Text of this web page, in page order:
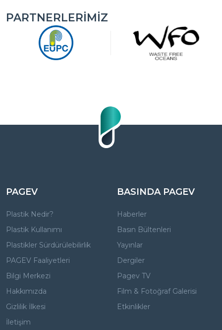
PARTNERLERIMIZ
PAGEV
Plastik Nedir?
Plastik Kullanımı
Plastikler Sürdürülebilirlik
PAGEV Faaliyetleri
Bilgi Merkezi
Hakkımızda
Gizlilik İlkesi
İletişim
BASINDA PAGEV
Haberler
Basın Bültenleri
Yayınlar
Dergiler
Pagev TV
Film & Fotoğraf Galerisi
Etkinlikler